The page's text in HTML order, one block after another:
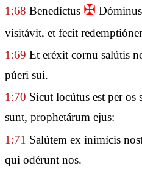
1:68 Benedíctus ✠
visitávit, et fecit
1:69 Et eréxit cornu salútis
púeri sui.
1:70 Sicut locútus est per
sunt, prophetárum ejus:
1:71 Salútem ex inimícis
qui odérunt nos.